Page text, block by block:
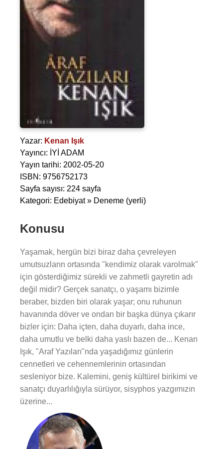
Yazar: Kenan Işık
Yayıncı: İYİ ADAM
Yayın tarihi: 2002-05-20
ISBN: 9756752173
Sayfa sayısı: 224 sayfa
Kategori: Edebiyat » Deneme (yerli)
Konusu
Yaşamak, hergün bizi biraz daha çevreleyen
umutsuzların ortasında "kendimiz olarak varolmak"
için gösterdiğimiz sürekli ve zahmetli gayretin adı
değil midir? Gerçek sanatçı, o yaşamı bizimle
beraber, bizden biri olarak yaşar; onu ruhunun
havanında döver ve ondan bir başka dünya çıkarır
bizler için: Daha içten, daha duyarlı, daha ince,
daha umutlu ve belki daha yaslı bazen de... Kenan
Işık, "Araf Yazıları"nda yaşadığımız günlerin
cennetleri ve cehennemlerinin ortasından
sesleniyor bize. Kalemini, geniş kültürel birikimi ve
sanatçı duyarlılığıyla sürüyor, sisyphos yazgımızın
üzerine...